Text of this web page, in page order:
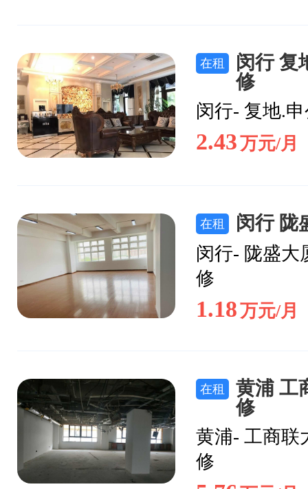
在租
闵行 复
修
闵行- 复地.
2.43万元/月
在租 闵行 陇
闵行- 陇盛大
修
1.18万元/月
在租
黄浦 工
修
黄浦- 工商联
修